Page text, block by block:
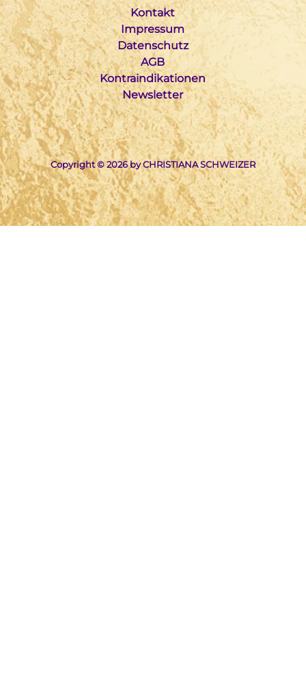
Kontakt
Impressum
Datenschutz
AGB
Kontraindikationen
Newsletter
Copyright © 2026 by CHRISTIANA SCHWEIZER